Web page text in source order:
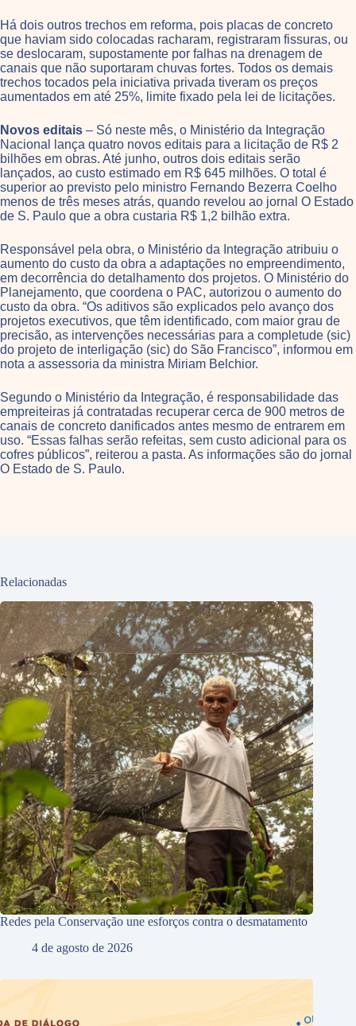
Há dois outros trechos em reforma, pois placas de concreto
que haviam sido colocadas racharam, registraram fissuras, ou
se deslocaram, supostamente por falhas na drenagem de
canais que não suportaram chuvas fortes. Todos os demais
trechos tocados pela iniciativa privada tiveram os preços
aumentados em até 25%, limite fixado pela lei de licitações.
Novos editais – Só neste mês, o Ministério da Integração
Nacional lança quatro novos editais para a licitação de R$ 2
bilhões em obras. Até junho, outros dois editais serão
lançados, ao custo estimado em R$ 645 milhões. O total é
superior ao previsto pelo ministro Fernando Bezerra Coelho
menos de três meses atrás, quando revelou ao jornal O Estado
de S. Paulo que a obra custaria R$ 1,2 bilhão extra.
Responsável pela obra, o Ministério da Integração atribuiu o
aumento do custo da obra a adaptações no empreendimento,
em decorrência do detalhamento dos projetos. O Ministério do
Planejamento, que coordena o PAC, autorizou o aumento do
custo da obra. “Os aditivos são explicados pelo avanço dos
projetos executivos, que têm identificado, com maior grau de
precisão, as intervenções necessárias para a completude (sic)
do projeto de interligação (sic) do São Francisco”, informou em
nota a assessoria da ministra Miriam Belchior.
Segundo o Ministério da Integração, é responsabilidade das
empreiteiras já contratadas recuperar cerca de 900 metros de
canais de concreto danificados antes mesmo de entrarem em
uso. “Essas falhas serão refeitas, sem custo adicional para os
cofres públicos”, reiterou a pasta. As informações são do jornal
O Estado de S. Paulo.
Relacionadas
Redes pela Conservação une esforços contra o desmatamento
4 de agosto de 2026